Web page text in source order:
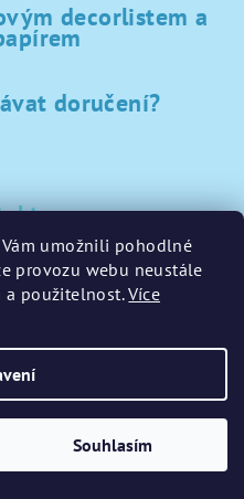
umožnili pohodlné
provozu webu neustále
a použitelnost.Více
Souhlasím
decorlistem a
doručení?
cookies
Shoptet